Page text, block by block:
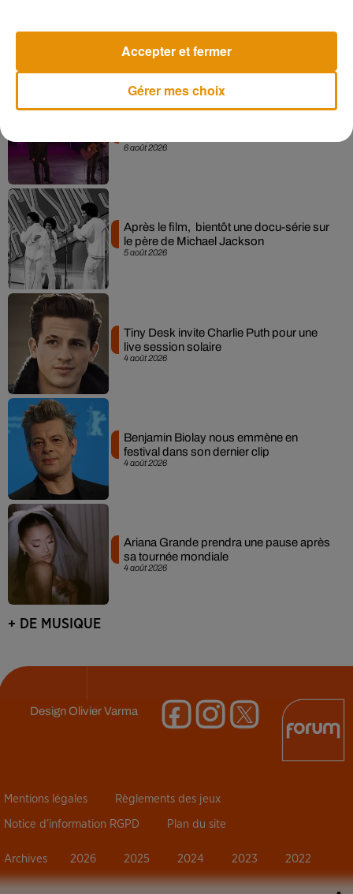
« Loups Garous » pour son...
6 août 2026
5 août 2026
Après le film, bientôt une docu-série sur
le père de Michael Jackson
4 août 2026
Tiny Desk invite Charlie Puth pour une
live session solaire
4 août 2026
Benjamin Biolay nous emmène en
festival dans son dernier clip
4 août 2026
Ariana Grande prendra une pause après
sa tournée mondiale
+ DE MUSIQUE
DesignOlivier Varma
Mentions légales Règlements des jeux
Notice d’information RGPD Plan du site
Archives 2026 2025 2024 2023 2022
Gérer mes choix
Accepter et fermer